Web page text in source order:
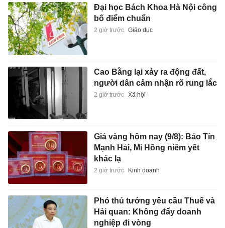
Đại học Bách Khoa Hà Nội công
bố điểm chuẩn
2 giờ trước Giáo dục
Cao Bằng lại xảy ra động đất,
người dân cảm nhận rõ rung lắc
2 giờ trước Xã hội
Giá vàng hôm nay (9/8): Bảo Tín
Mạnh Hải, Mi Hồng niêm yết
khác lạ
2 giờ trước Kinh doanh
Phó thủ tướng yêu cầu Thuế và
Hải quan: Không đẩy doanh
nghiệp đi vòng